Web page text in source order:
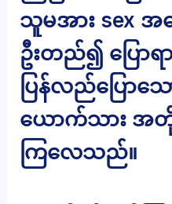
သူမအား sex အက
ဦးတည်၍ ပြော
ပြန်လည်ပြောသ
ယောက်သား အ
ကြလေသည်။